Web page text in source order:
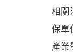
相關
保單
產業